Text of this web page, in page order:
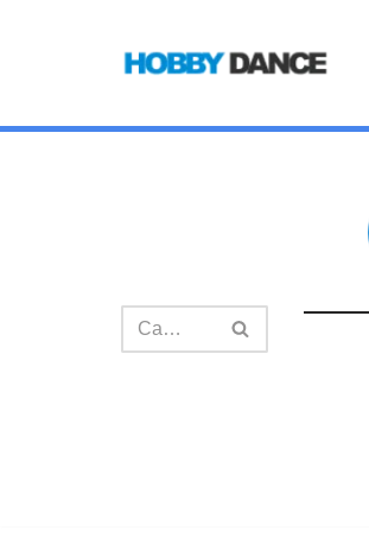
conținut